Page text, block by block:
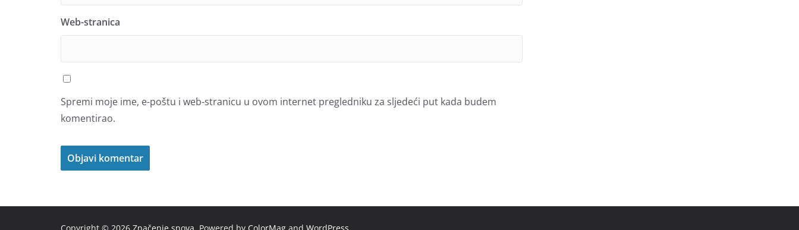
Web-stranica
Spremi moje ime, e-poštu i web-stranicu u ovom internet pregledniku za sljedeći put kada budem
komentirao.